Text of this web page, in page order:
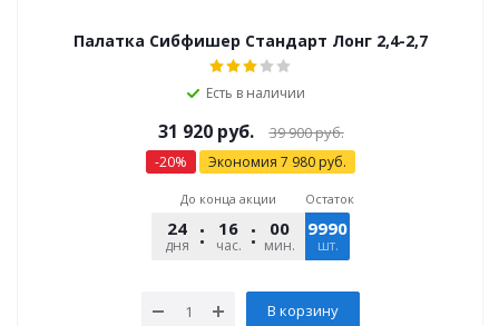
Палатка Сибфишер Стандарт Лонг 2,4-2,7
Есть в наличии
31 920руб. 39 900руб.
-20% Экономия 7 980 руб.
До конца акции
24
дня
16
час.
00
мин.
14
сек.
Остаток
9990
шт.
В корзину